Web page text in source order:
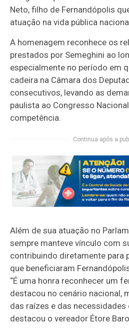
Neto, filho de Fernandópolis
atuação na vida pública
A homenagem reconhece os
prestados por Semeghini ao
especialmente no período em
cadeira na Câmara dos
consecutivos, levando as
paulista ao Congresso
competência.
Continua após a
Além de sua atuação no
sempre manteve vínculo com
contribuindo diretamente para
que beneficiaram
“É uma honra reconhecer um
destacou no cenário nacional,
das raízes e das necessidades
destacou o vereador Étore